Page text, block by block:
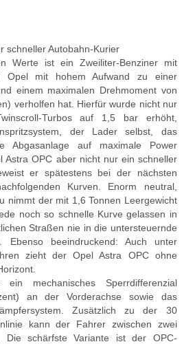
schneller Autobahn-Kurier
Werte ist ein Zweiliter-Benziner mit
Opel mit hohem Aufwand zu einer
einem maximalen Drehmoment von
verholfen hat. Hierfür wurde nicht nur
Turbos auf 1,5 bar erhöht,
der Lader selbst, das
Abgasanlage auf maximale Power
Astra OPC aber nicht nur ein schneller
er spätestens bei der nächsten
Kurven. Enorm neutral,
nimmt der mit 1,6 Tonnen Leergewicht
noch so schnelle Kurve gelassen in
Straßen nie in die untersteuernde
Ebenso beeindruckend: Auch unter
zieht der Opel Astra OPC ohne
mechanisches Sperrdifferenzial
an der Vorderachse sowie das
Zusätzlich zu der 30
kann der Fahrer zwischen zwei
Die schärfste Variante ist der OPC-